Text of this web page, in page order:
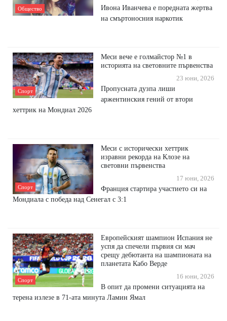
Общество
Ивона Иванчева е поредната жертва
на смъртоносния наркотик
Спорт
Меси вече е голмайстор №1 в
историята на световните първенства
23 юни, 2026
Пропусната дузпа лиши
аржентинския гений от втори
хеттрик на Мондиал 2026
Спорт
Меси с исторически хеттрик
изравни рекорда на Клозе на
световни първенства
17 юни, 2026
Франция стартира участието си на
Мондиала с победа над Сенегал с 3:1
Спорт
Европейският шампион Испания не
успя да спечели първия си мач
срещу дебютанта на шампионата на
планетата Кабо Верде
16 юни, 2026
В опит да промени ситуацията на
терена излезе в 71-ата минута Ламин Ямал